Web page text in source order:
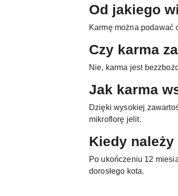
Od jakiego
Karmę można podawać
Czy karma
Nie, karma jest
Jak karma
Dzięki wysokiej
mikroflorę jelit.
Kiedy
Po ukończeniu 12
dorosłego kota.